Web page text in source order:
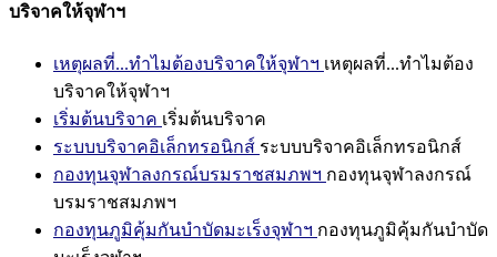
บริจาคให้จุฬาฯ
เหตุผลที่...ทำไมต้องบริจาคให้จุฬาฯ เหตุผลที่...ทำไมต้อง
บริจาคให้จุฬาฯ
เริ่มต้นบริจาค เริ่มต้นบริจาค
ระบบบริจาคอิเล็กทรอนิกส์ ระบบบริจาคอิเล็กทรอนิกส์
กองทุนจุฬาลงกรณ์บรมราชสมภพฯ กองทุนจุฬาลงกรณ์
บรมราชสมภพฯ
กองทุนภูมิคุ้มกันบำบัดมะเร็งจุฬาฯ กองทุนภูมิคุ้มกันบำบัด